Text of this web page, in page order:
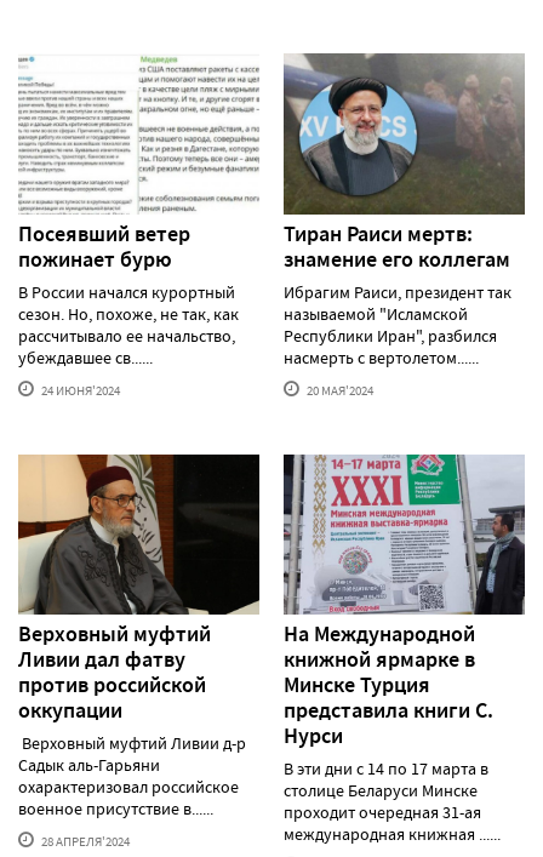
Посеявший ветер
пожинает бурю
В России начался курортный
сезон. Но, похоже, не так, как
рассчитывало ее начальство,
убеждавшее св......
24 ИЮНЯ'2024
Тиран Раиси мертв:
знамение его коллегам
Ибрагим Раиси, президент так
называемой "Исламской
Республики Иран", разбился
насмерть с вертолетом......
20 МАЯ'2024
Верховный муфтий
Ливии дал фатву
против российской
оккупации
Верховный муфтий Ливии д-р
Садык аль-Гарьяни
охарактеризовал российское
военное присутствие в......
28 АПРЕЛЯ'2024
На Международной
книжной ярмарке в
Минске Турция
представила книги С.
Нурси
В эти дни с 14 по 17 марта в
столице Беларуси Минске
проходит очередная 31-ая
международная книжная ......